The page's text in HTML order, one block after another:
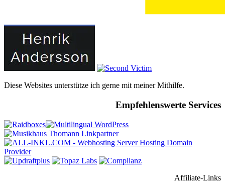
Diese Websites unterstütze ich gerne mit meiner Mithilfe.
Empfehlenswerte Services
Affiliate-Links